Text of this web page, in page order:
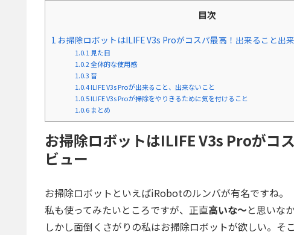
目次
1 お掃除ロボットはILIFE V3s Proがコスパ最高！出来ること出
1.0.1 見た目
1.0.2全体的な使用感
1.0.3 音
1.0.4ILIFE V3s Proが出来ること、出来ないこと
1.0.5ILIFE V3s Proが掃除をやりきるために気を付けること
1.0.6まとめ
お掃除ロボットはILIFE V3s Proがコ
ビュー
お掃除ロボットといえばiRobotのルンバが有名ですね。
私も使ってみたいところですが、正直高いな～と思いな
しかし面倒くさがりの私はお掃除ロボットが欲しい。そ